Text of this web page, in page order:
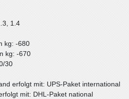
1.4
kg: -680
kg: -670
30
erfolgt mit: UPS-Paket international
mit: DHL-Paket national